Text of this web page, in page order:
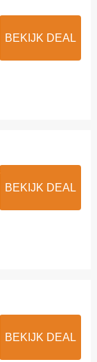
BEKIJK DEAL
BEKIJK DEAL
BEKIJK DEAL